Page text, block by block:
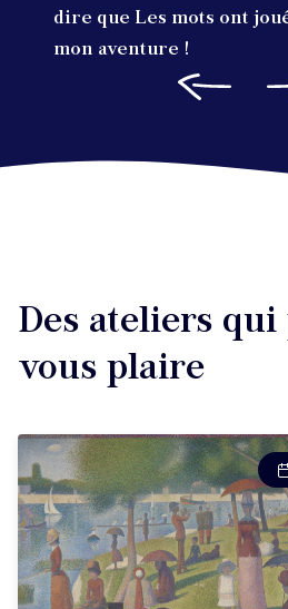
dire que Les mots ont
mon aventure !
Des ateliers
vous plaire